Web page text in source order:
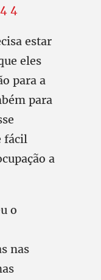
estar
eles
para a
para
fácil
a
o
nas